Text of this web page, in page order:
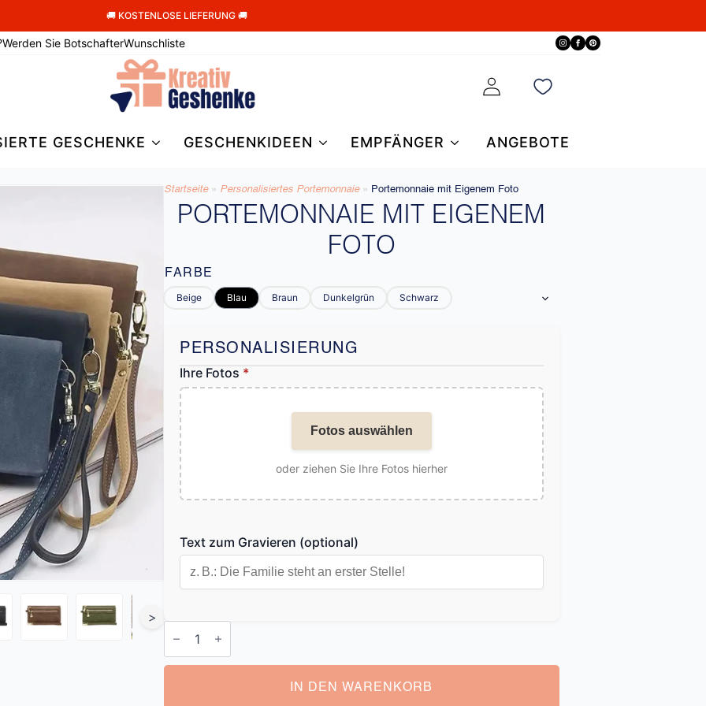
🚚 KOSTENLOSE LIEFERUNG 🚚
Werden Sie BotschafterWunschliste
GESCHENKE GESCHENKIDEEN EMPFÄNGER ANGEBOTE
>
Startseite » Personalisiertes Portemonnaie​ » Portemonnaie mit Eigenem Foto
PORTEMONNAIE MIT EIGENEM
FOTO
FARBE
Beige Blau Braun Dunkelgrün Schwarz
PERSONALISIERUNG
Ihre Fotos *
Fotos auswählen
oder ziehen Sie Ihre Fotos hierher
Text zum Gravieren (optional)
Portemonnaie
mit
Foto
IN DEN WARENKORB